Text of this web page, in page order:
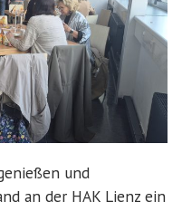
und
an der HAK Lienz ein